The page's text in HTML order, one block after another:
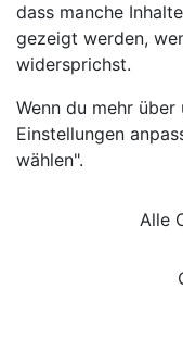
dass manche
gezeigt werden,
widersprichst.
Wenn du mehr
Einstellungen
wählen".
Alle